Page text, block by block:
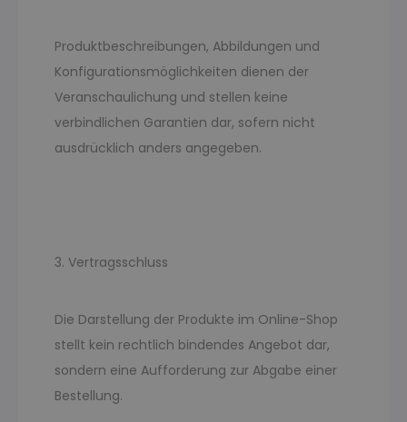
Produktbeschreibungen, Abbildungen und
Konfigurationsmöglichkeiten dienen der
Veranschaulichung und stellen keine
verbindlichen Garantien dar, sofern nicht
ausdrücklich anders angegeben.
3. Vertragsschluss
Die Darstellung der Produkte im Online-Shop
stellt kein rechtlich bindendes Angebot dar,
sondern eine Aufforderung zur Abgabe einer
Bestellung.